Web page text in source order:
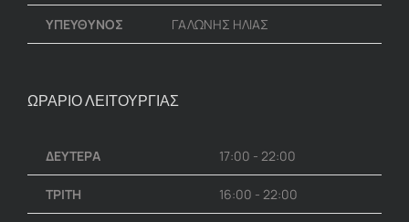
ΥΠΕΥΘΥΝΟΣ ΓΑΛΩΝΗΣ ΗΛΙΑΣ
ΩΡΑΡΙΟ ΛΕΙΤΟΥΡΓΙΑΣ
ΔΕΥΤΕΡΑ 17:00 - 22:00
ΤΡΙΤΗ 16:00 - 22:00